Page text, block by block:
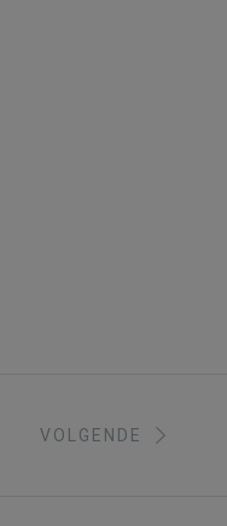
VOLGENDE